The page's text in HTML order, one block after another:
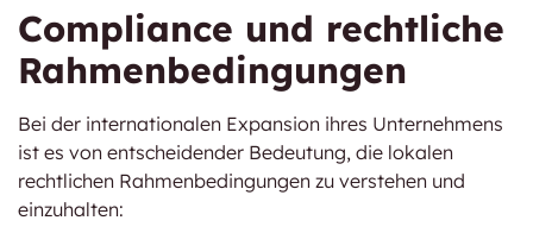
Compliance und rechtliche
Rahmenbedingungen
Bei der internationalen Expansion ihres Unternehmens
ist es von entscheidender Bedeutung, die lokalen
rechtlichen Rahmenbedingungen zu verstehen und
einzuhalten: